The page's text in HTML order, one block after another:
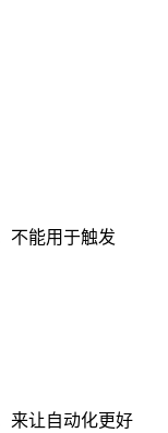
不能用于触发
来让自动化更好